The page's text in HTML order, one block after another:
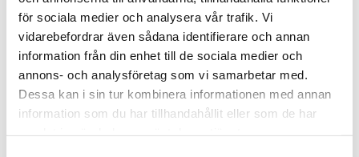
för sociala medier och analysera vår trafik. Vi
vidarebefordrar även sådana identifierare och annan
information från din enhet till de sociala medier och
annons- och analysföretag som vi samarbetar med.
Dessa kan i sin tur kombinera informationen med annan
information som du har tillhandahållit eller som de har
Srf Fokusrapport 2024 – insikter för hållbart
företagande
Våra nyhetskanaler
Tidningen Konsulten